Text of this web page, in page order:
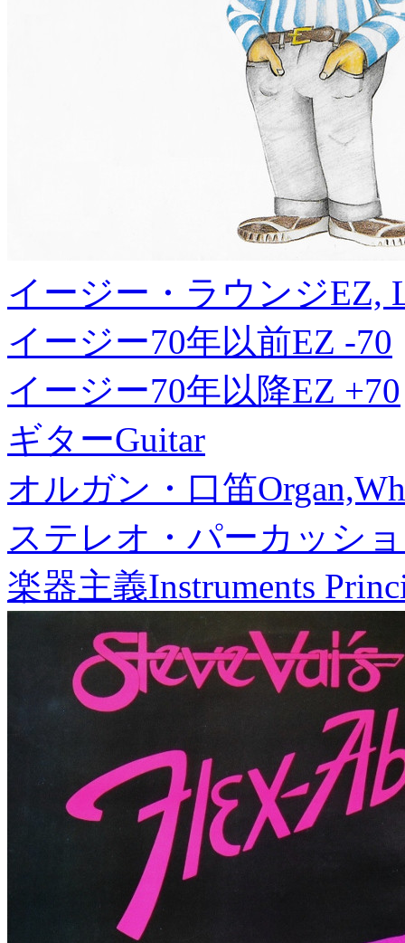
イージー・ラウンジEZ,
イージー70年以前EZ -70
イージー70年以降EZ +70
ギターGuitar
オルガン・口笛
ステレオ・パーカッシ
楽器主義Instruments